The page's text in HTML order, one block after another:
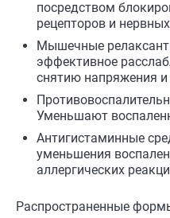
посредством
рецепторов и
Мышечные
эффективное
снятию напряжения и
Уменьшают
Антигистаминные
уменьшения
аллергических
Распространенные